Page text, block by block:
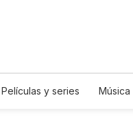
Películas y series Música